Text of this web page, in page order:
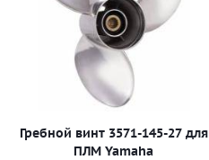
Гребной винт 3571-145-27 для
ПЛМ Yamaha